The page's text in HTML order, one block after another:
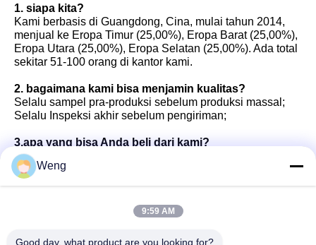
1. siapa kita?
Kami berbasis di Guangdong, Cina, mulai tahun 2014,
menjual ke Eropa Timur (25,00%), Eropa Barat (25,00%),
Eropa Utara (25,00%), Eropa Selatan (25,00%). Ada total
sekitar 51-100 orang di kantor kami.
2. bagaimana kami bisa menjamin kualitas?
Selalu sampel pra-produksi sebelum produksi massal;
Selalu Inspeksi akhir sebelum pengiriman;
3.apa yang bisa Anda beli dari kami?
Tumpukan pengisian AC, tumpukan pengisian DC
4. Mengapa Anda harus membeli dari kami bukan dari
Shenzhen Huinengzhi Technology Co, Ltd adalah
pengisian daya. Sejak didirikan pada tahun 2014, kami
Weng
9:59 AM
Good day, what product are you looking for?